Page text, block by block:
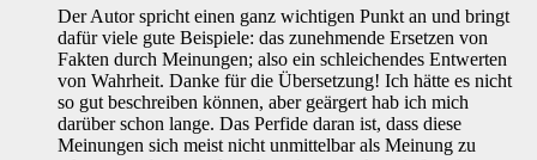
Der Autor spricht einen ganz wichtigen Punkt an und bringt
dafür viele gute Beispiele: das zunehmende Ersetzen von
Fakten durch Meinungen; also ein schleichendes Entwerten
von Wahrheit. Danke für die Übersetzung! Ich hätte es nicht
so gut beschreiben können, aber geärgert hab ich mich
darüber schon lange. Das Perfide daran ist, dass diese
Meinungen sich meist nicht unmittelbar als Meinung zu